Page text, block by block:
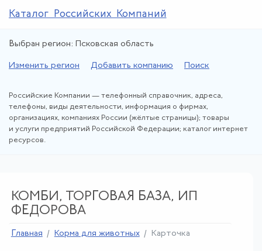
Каталог Российских Компаний
Выбран регион: Псковская область
Изменить регион Добавить компанию Поиск
Российские Компании — телефонный справочник, адреса,
телефоны, виды деятельности, информация о фирмах,
организациях, компаниях России (жёлтые страницы); товары
и услуги предприятий Российской Федерации; каталог интернет
ресурсов.
КОМБИ, ТОРГОВАЯ БАЗА, ИП
ФЕДОРОВА
Главная Корма для животных Карточка